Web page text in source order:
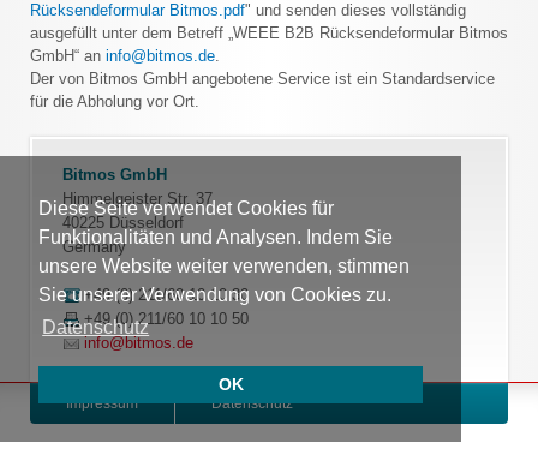
Diese Seite verwendet Cookies für
Funktionalitäten und Analysen. Indem Sie
unsere Website weiter verwenden, stimmen
Sie unserer Verwendung von Cookies zu.
Datenschutz
OK
Rücksendeformular Bitmos.pdf" und senden dieses vollständig
ausgefüllt unter dem Betreff „WEEE B2B Rücksendeformular Bitmos
GmbH“ an info@bitmos.de.
Der von Bitmos GmbH angebotene Service ist ein Standardservice
für die Abholung vor Ort.
Bitmos GmbH
Himmelgeister Str. 37
40225 Düsseldorf
Germany
+49 (0) 211/60 10 10 30
+49 (0) 211/60 10 10 50
info@bitmos.de
Impressum Datenschutz
Produktrücknahme und Recycling